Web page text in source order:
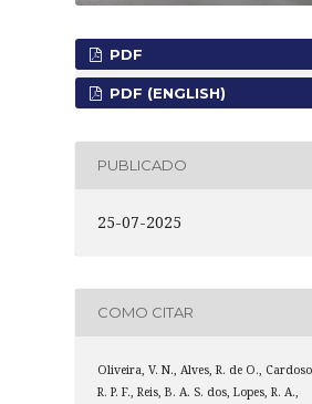
PDF
PDF (ENGLISH)
PUBLICADO
25-07-2025
COMO CITAR
Oliveira, V. N., Alves, R. de O.,
R. P. F., Reis, B. A. S. dos, Lopes, R. A.,